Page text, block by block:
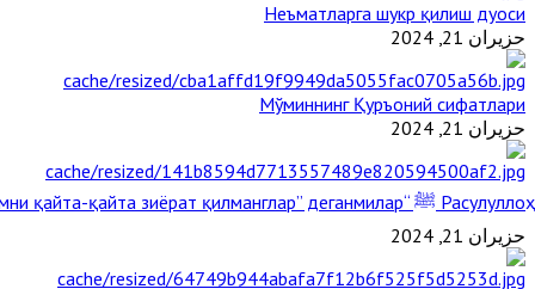
Неъматларга шукр қилиш дуоси
حزيران 21, 2024
Мўминнинг Қуръоний сифатлари
حزيران 21, 2024
Расулуллоҳ ﷺ “Қабримни қайта-қайта зиёрат қилманглар” деганмилар?
حزيران 21, 2024